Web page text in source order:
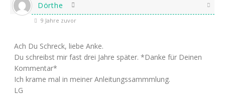
Dörthe
9 Jahre zuvor
Ach Du Schreck, liebe Anke.
Du schreibst mir fast drei Jahre später. *Danke für Deinen
Kommentar*
Ich krame mal in meiner Anleitungssammmlung.
LG